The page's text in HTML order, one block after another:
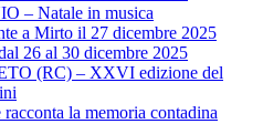
– Natale in musica
a Mirto il 27 dicembre 2025
26 al 30 dicembre 2025
(RC) – XXVI edizione del
la memoria contadina